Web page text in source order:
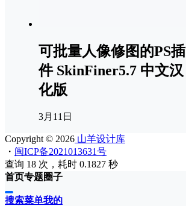
可批量人像修图的PS插
件 SkinFiner5.7 中文汉
化版
3月11日
Copyright © 2026 山羊设计库
・ 闽ICP备2021013631号
查询 18 次，耗时 0.1827 秒
首页专题圈子
搜索菜单我的